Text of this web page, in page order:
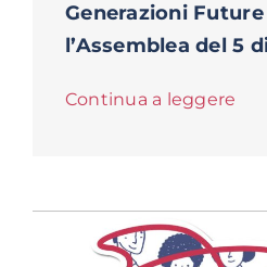
Generazioni
l’Assemblea del 5
Continua a leggere